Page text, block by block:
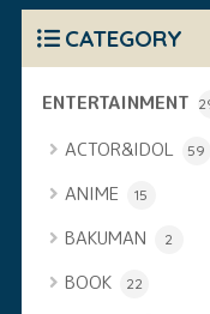
CATEGORY
ENTERTAINMENT
ACTOR&IDOL 59
ANIME 15
BAKUMAN 2
BOOK 22